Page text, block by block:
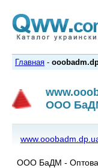
Главная -
ООО
ООО БаДМ -